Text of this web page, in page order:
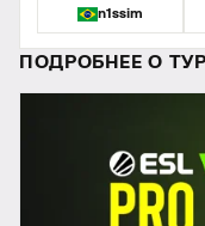
n1ssim
ПОДРОБНЕЕ О